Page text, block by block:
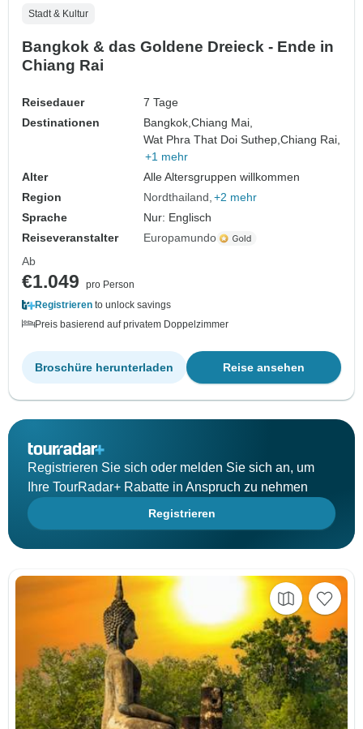
Stadt & Kultur
Bangkok & das Goldene Dreieck - Ende in
Chiang Rai
Reisedauer
7 Tage
Destinationen
Bangkok,Chiang Mai,
Wat Phra That Doi Suthep,Chiang Rai,
+1 mehr
Alter
Alle Altersgruppen willkommen
Region
Nordthailand +2 mehr
Sprache
Nur: Englisch
Reiseveranstalter
Europamundo
Ab
€1.049
pro Person
Registrieren to unlock savings
Preis basierend auf privatem Doppelzimmer
Reise ansehen
Broschüre herunterladen
Registrieren Sie sich oder melden Sie sich an, um
Ihre TourRadar+ Rabatte in Anspruch zu nehmen
Registrieren